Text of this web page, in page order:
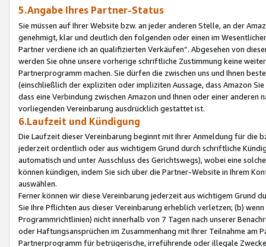
5.Angabe Ihres Partner-Status
Sie müssen auf Ihrer Website bzw. an jeder anderen Stelle, an der
genehmigt, klar und deutlich den folgenden oder einen im
Partner verdiene ich an qualifizierten Verkäufen“. Abgesehen von
werden Sie ohne unsere vorherige schriftliche Zustimmung keine
Partnerprogramm machen. Sie dürfen die zwischen uns und Ihnen
(einschließlich der expliziten oder impliziten Aussage, dass Amazon
dass eine Verbindung zwischen Amazon und Ihnen oder einer
vorliegenden Vereinbarung ausdrücklich gestattet ist.
6.Laufzeit und Kündigung
Die Laufzeit dieser Vereinbarung beginnt mit Ihrer Anmeldung für die
jederzeit ordentlich oder aus wichtigem Grund durch schriftliche
automatisch und unter Ausschluss des Gerichtswegs), wobei eine
können kündigen, indem Sie sich über die Partner-Website in Ihrem
auswählen.
Ferner können wir diese Vereinbarung jederzeit aus wichtigem Grund
Sie Ihre Pflichten aus dieser Vereinbarung erheblich verletzen; (b)
Programmrichtlinien) nicht innerhalb von 7 Tagen nach unserer
oder Haftungsansprüchen im Zusammenhang mit Ihrer Teilnahme am
Partnerprogramm für betrügerische, irreführende oder illegale